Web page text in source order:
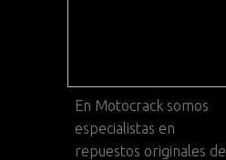
En Motocrack somos
especialistas en
repuestos originales de